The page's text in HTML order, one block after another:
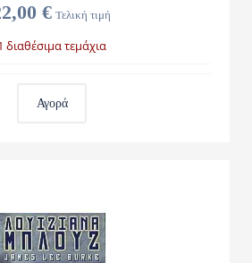
€ Τελική τιμή
διαθέσιμα τεμάχια
Αγορά